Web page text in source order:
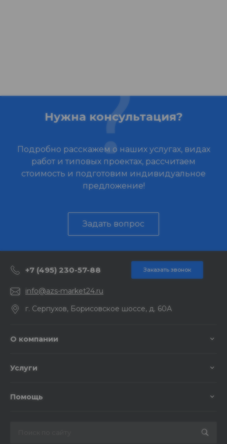
Нужна консультация?
Подробно расскажем о наших услугах, видах
работ и типовых проектах, рассчитаем
стоимость и подготовим индивидуальное
предложение!
Задать вопрос
+7 (495) 230-57-88 Заказать звонок
info@azs-market24.ru
г. Серпухов, Борисовское шоссе, д. 60А
О компании
Услуги
Помощь